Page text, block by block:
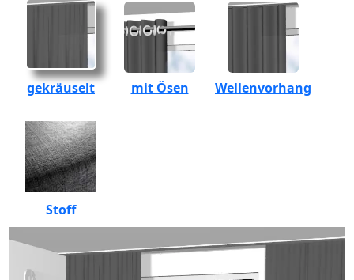
gekräuselt mit Ösen Wellenvorhang
Stoff